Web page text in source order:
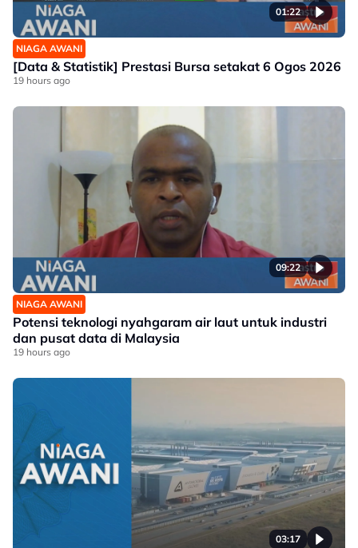
01:22
NIAGA AWANI
[Data & Statistik] Prestasi Bursa setakat 6 Ogos 2026
19 hours ago
09:22
NIAGA AWANI
Potensi teknologi nyahgaram air laut untuk industri
dan pusat data di Malaysia
19 hours ago
03:17